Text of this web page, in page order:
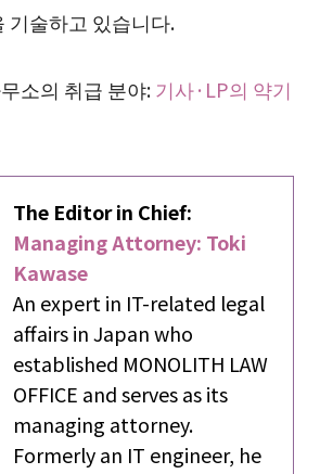
기술하고 있습니다.
소의 취급 분야:기사·LP의 약기
The Editor in Chief:
Managing Attorney: Toki
Kawase
An expert in IT-related legal
affairs in Japan who
established MONOLITH LAW
OFFICE and serves as its
managing attorney.
Formerly an IT engineer, he